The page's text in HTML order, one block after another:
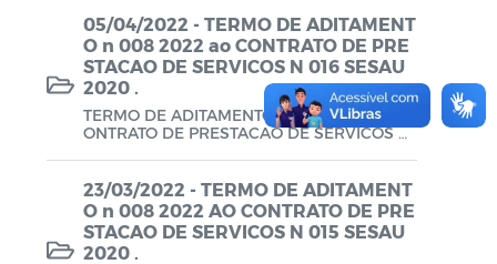
Saúde - Regimento Interno
LGPD
MEDICINAIS LTDA.
05/04/2022 - TERMO DE ADITAMENT
O n 008 2022 ao CONTRATO DE PRE
STACAO DE SERVICOS N 016 SESAU
2020 .
TERMO DE ADITAMENTO n 008 2022 ao C
ONTRATO DE PRESTACAO DE SERVICOS N
23/03/2022 - TERMO DE ADITAMENT
O n 008 2022 AO CONTRATO DE PRE
STACAO DE SERVICOS N 015 SESAU
2020 .